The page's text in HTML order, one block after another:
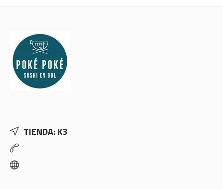
TIENDA: K3